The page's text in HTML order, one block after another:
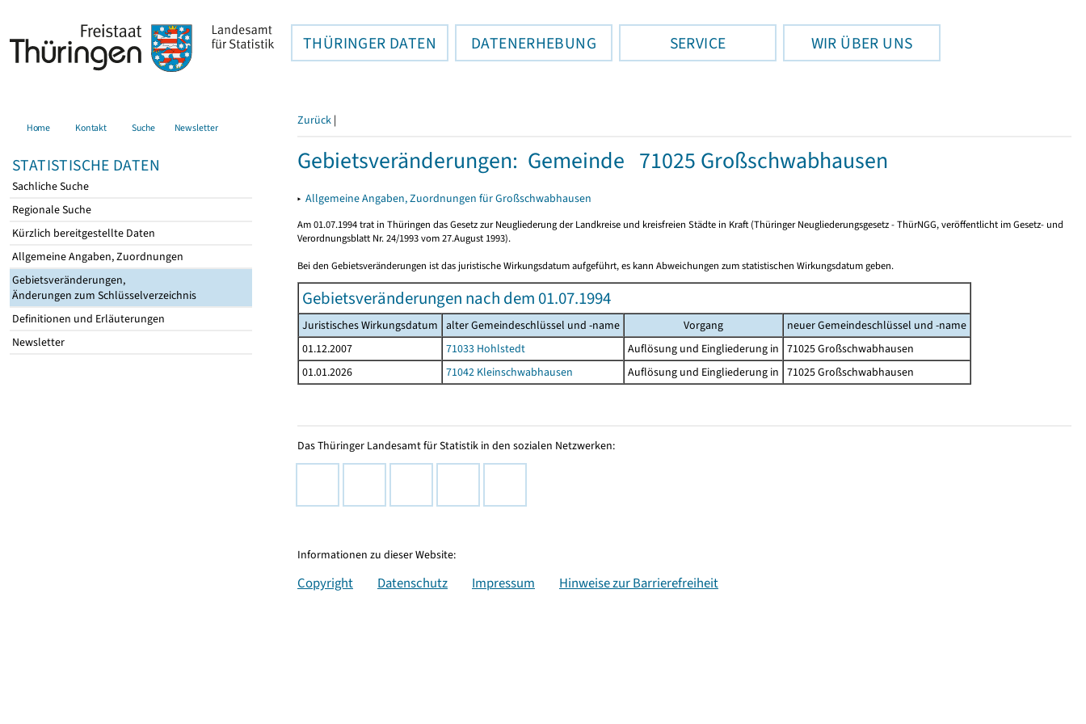
THÜRINGER DATEN DATENERHEBUNG SERVICE WIR ÜBER UNS
Home Kontakt Suche Newsletter
STATISTISCHE DATEN
Sachliche Suche
Regionale Suche
Kürzlich bereitgestellte Daten
Allgemeine Angaben, Zuordnungen
Gebietsveränderungen,
Änderungen zum Schlüsselverzeichnis
Definitionen und Erläuterungen
Newsletter
Zurück |
Gebietsveränderungen: Gemeinde 71025 Großschwabhausen
▸ Allgemeine Angaben, Zuordnungen für Großschwabhausen
Am 01.07.1994 trat in Thüringen das Gesetz zur Neugliederung der Landkreise und kreisfreien Städte in Kraft (Thüringer Neugliederungsgesetz - ThürNGG, veröffentlicht im Gesetz- und
Verordnungsblatt Nr. 24/1993 vom 27.August 1993).
Bei den Gebietsveränderungen ist das juristische Wirkungsdatum aufgeführt, es kann Abweichungen zum statistischen Wirkungsdatum geben.
Gebietsveränderungen nach dem 01.07.1994
Juristisches Wirkungsdatum alter Gemeindeschlüssel und -name Vorgang
neuer Gemeindeschlüssel und -name
01.12.2007
71033 Hohlstedt Auflösung und Eingliederung in 71025 Großschwabhausen
01.01.2026
71042 Kleinschwabhausen Auflösung und Eingliederung in 71025 Großschwabhausen
Das Thüringer Landesamt für Statistik in den sozialen Netzwerken:
Informationen zu dieser Website:
Copyright Datenschutz Impressum Hinweise zur Barrierefreiheit